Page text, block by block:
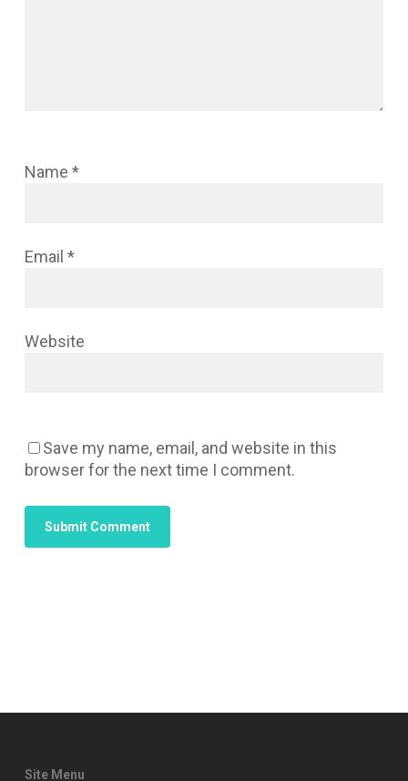
Name *
Email *
Website
Save my name, email, and website in this
browser for the next time I comment.
Site Menu